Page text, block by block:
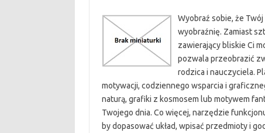
Wyobraź sobie, że
wyobraźnię. Zamiast
zawierający bliskie Ci
pozwala przeobrazić
rodzica i nauczyciela.
motywacji, codziennego wsparcia i
naturą, grafiki z kosmosem lub motywem
Twojego dnia. Co więcej, narzędzie
by dopasować układ, wpisać przedmioty i